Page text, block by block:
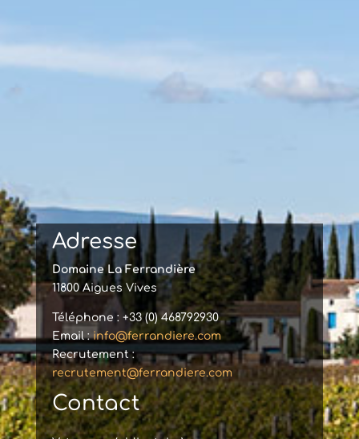
Adresse
Domaine La Ferrandière
11800 Aigues Vives
Téléphone : +33 (0) 468792930
Email :info@ferrandiere.com
Recrutement :
recrutement@ferrandiere.com
Contact